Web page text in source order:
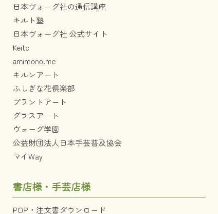
日本ヴォーグ社の通信講座
キルト塾
日本ヴォーグ社 公式サイト
Keito
amimono.me
キルンアート
ふしぎな花倶楽部
プラントアート
グラスアート
ヴォーグ学園
公益財団法人日本手芸普及協会
マイWay
書店様・手芸店様
POP・注文書ダウンロード